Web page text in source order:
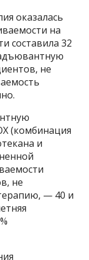
оказалась
на
составила 32
не
(комбинация
и
не
— 40 и